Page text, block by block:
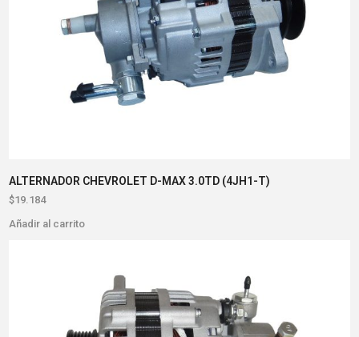
ALTERNADOR CHEVROLET D-MAX 3.0TD (4JH1-T)
$19.184
Añadir al carrito